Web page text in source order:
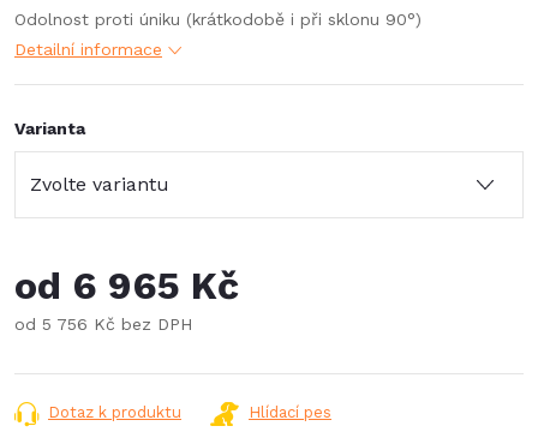
Odolnost proti úniku (krátkodobě i při sklonu 90°)
Detailní informace
Varianta
od 6 965 Kč
od 5 756 Kč bez DPH
cena:
Dotaz k produktu Hlídací pes